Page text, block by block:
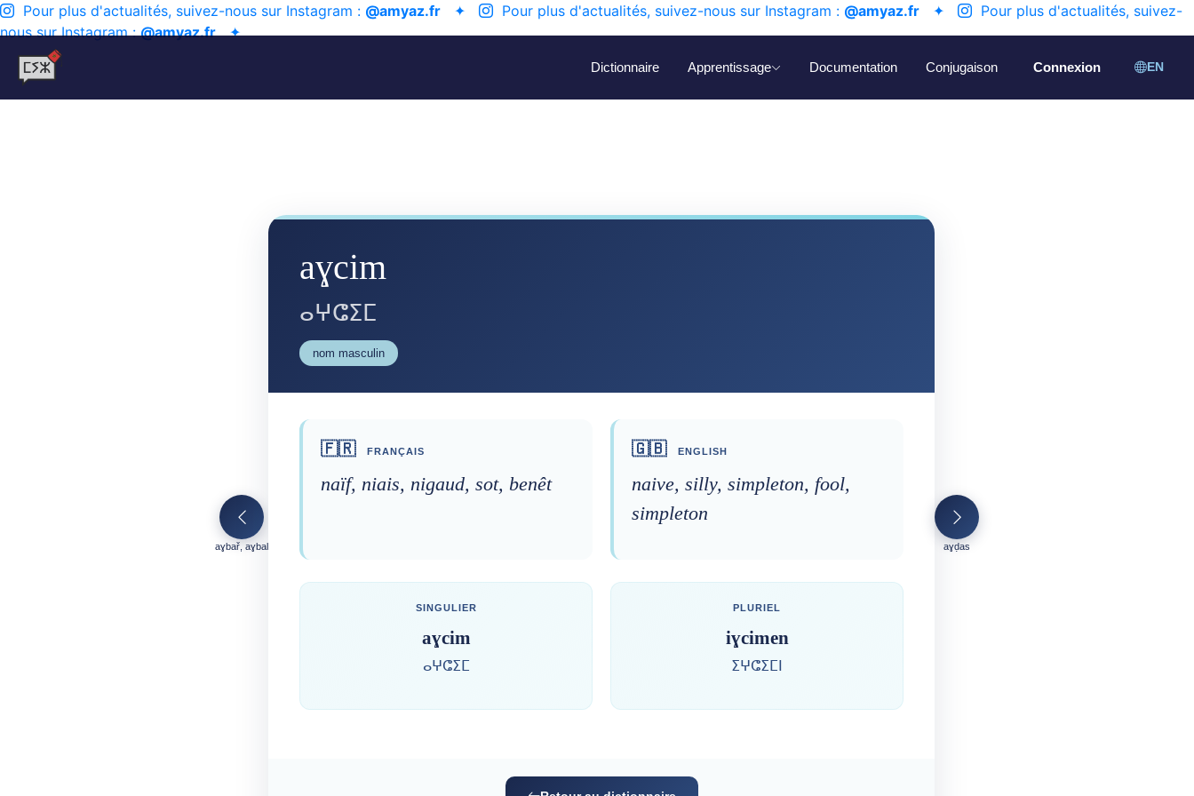
Pour plus d'actualités, suivez-nous sur Instagram : @amyaz.fr ✦ Pour plus d'actualités, suivez-nous sur Instagram : @amyaz.fr ✦
Pour plus d'actualités, suivez-
nous sur Instagram :@amyaz.fr✦
Dictionnaire Apprentissage Documentation Conjugaison Connexion EN
aɣbař, aɣbal
aɣcim
ⴰⵖⵛⵉⵎ
nom masculin
🇫🇷 FRANÇAIS
naïf, niais, nigaud, sot, benêt
🇬🇧 ENGLISH
naive, silly, simpleton, fool,
simpleton
SINGULIER
aɣcim
ⴰⵖⵛⵉⵎ
PLURIEL
iɣcimen
ⵉⵖⵛⵉⵎⵏ
aɣḍas